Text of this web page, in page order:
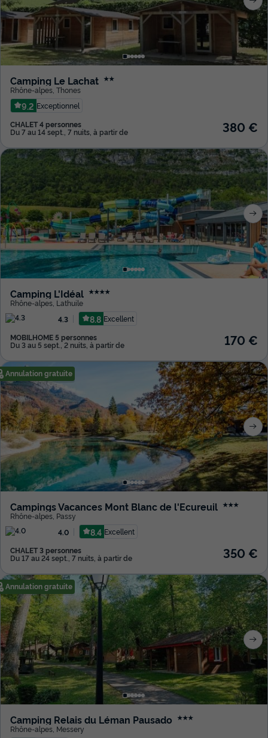
Camping Le Lachat ★★
Rhône-alpes Thones
9.2 Exceptionnel
CHALET 4 personnes
Du 7 au 14 sept., 7 nuits, à partir de 380 €
Camping L'Idéal ★★★★
Rhône-alpes Lathuile
4.3
8.8 Excellent
MOBILHOME 5 personnes
Du 3 au 5 sept., 2 nuits, à partir de 170 €
Annulation gratuite
Campings Vacances Mont Blanc de l'Ecureuil ★★★
Rhône-alpes Passy
4.0
8.4 Excellent
CHALET 3 personnes
Du 17 au 24 sept., 7 nuits, à partir de 350 €
Annulation gratuite
Camping Relais du Léman Pausado ★★★
Rhône-alpes Messery